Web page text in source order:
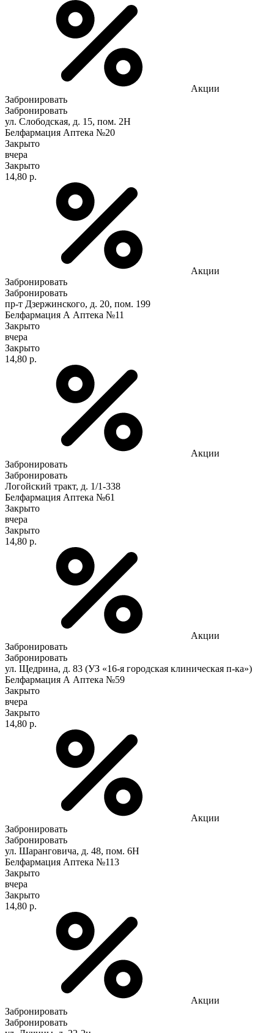
Акции
Забронировать
Забронировать
ул. Слободская, д. 15, пом. 2Н
Белфармация Аптека №20
Закрыто
вчера
Закрыто
14,80 р.
Акции
Забронировать
Забронировать
пр-т Дзержинского, д. 20, пом. 199
Белфармация А Аптека №11
Закрыто
вчера
Закрыто
14,80 р.
Акции
Забронировать
Забронировать
Логойский тракт, д. 1/1-338
Белфармация Аптека №61
Закрыто
вчера
Закрыто
14,80 р.
Акции
Забронировать
Забронировать
ул. Щедрина, д. 83 (УЗ «16-я городская клиническая п-ка»)
Белфармация А Аптека №59
Закрыто
вчера
Закрыто
14,80 р.
Акции
Забронировать
Забронировать
ул. Шаранговича, д. 48, пом. 6Н
Белфармация Аптека №113
Закрыто
вчера
Закрыто
14,80 р.
Акции
Забронировать
Забронировать